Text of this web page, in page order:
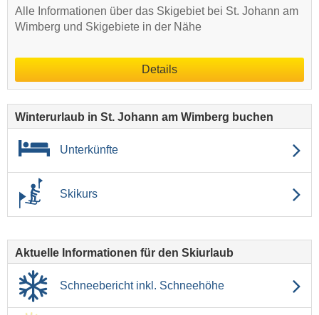
Alle Informationen über das Skigebiet bei St. Johann am
Wimberg und Skigebiete in der Nähe
Details
Winterurlaub in St. Johann am Wimberg buchen
Unterkünfte
Skikurs
Aktuelle Informationen für den Skiurlaub
Schneebericht inkl. Schneehöhe